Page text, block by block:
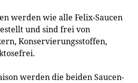
werden wie alle Felix-Saucen
und sind frei von
Konservierungsstoffen,
werden die beiden Saucen-